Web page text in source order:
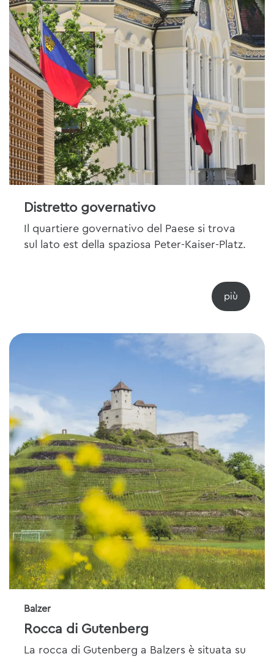
Distretto governativo
Il quartiere governativo del Paese si trova
sul lato est della spaziosa Peter-Kaiser-Platz.
Balzer
Rocca di Gutenberg
La rocca di Gutenberg a Balzers è situata su